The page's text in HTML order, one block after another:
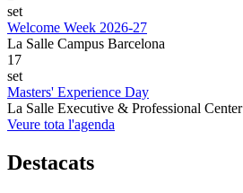
set
Welcome Week 2026-27
La Salle Campus Barcelona
17
set
Masters' Experience Day
La Salle Executive & Professional Center
Veure tota l'agenda
Destacats